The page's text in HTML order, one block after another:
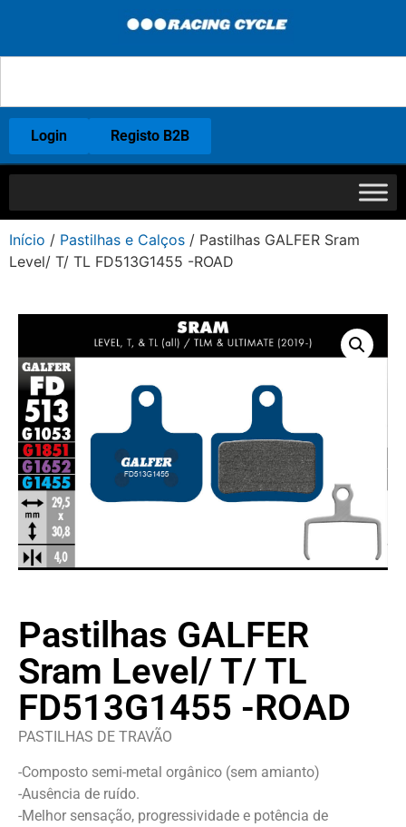
Login Registo B2B
Início / Pastilhas e Calços / Pastilhas GALFER Sram
Level/ T/ TL FD513G1455 -ROAD
Pastilhas GALFER
Sram Level/ T/ TL
FD513G1455 -ROAD
PASTILHAS DE TRAVÃO
-Composto semi-metal orgânico (sem amianto)
-Ausência de ruído.
-Melhor sensação, progressividade e potência de